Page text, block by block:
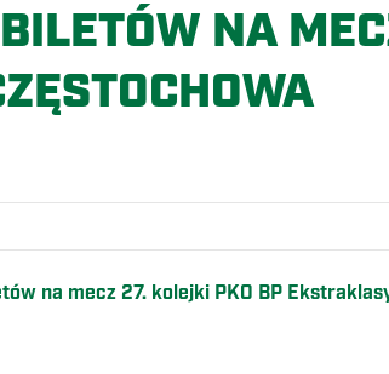
NA
na mecz 27. kolejki PKO BP